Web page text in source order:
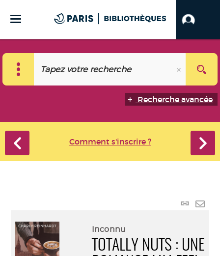
Recherche avancée
Comment s'inscrire ?
Lien
mail
Inconnu
TOTALLY NUTS : UNE